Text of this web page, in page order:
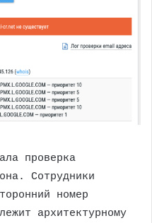
проверка
Сотрудники
номер
архитектурному